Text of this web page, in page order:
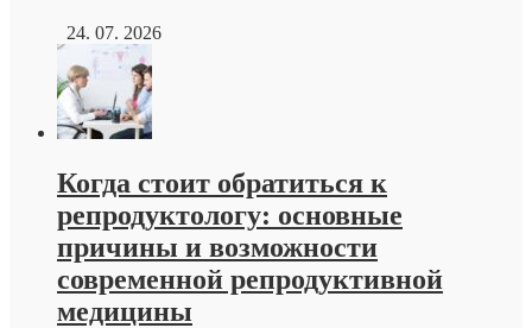
24. 07. 2026
Когда стоит обратиться к
репродуктологу: основные
причины и возможности
современной репродуктивной
медицины